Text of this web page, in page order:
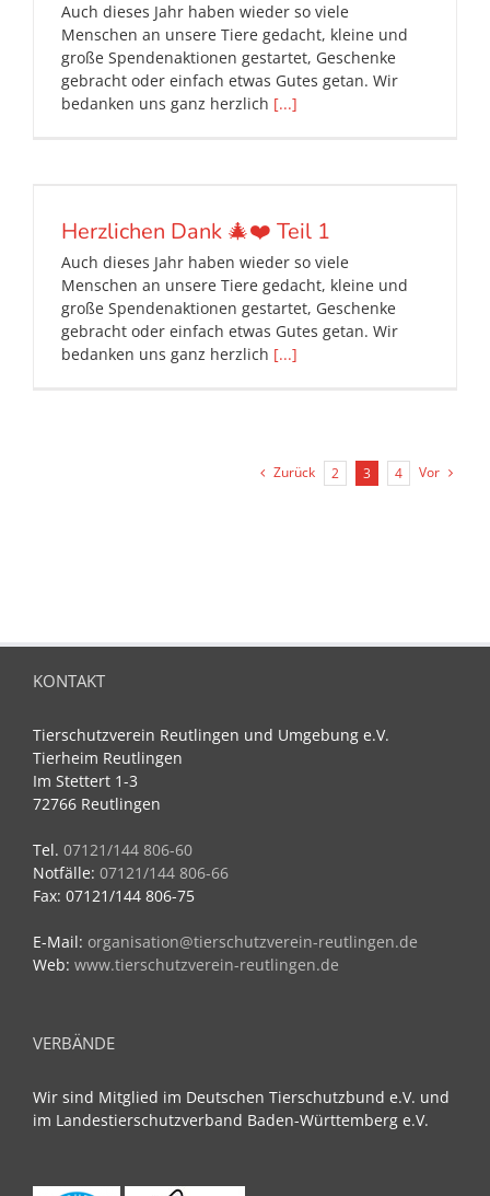
Auch dieses Jahr haben wieder so viele
Menschen an unsere Tiere gedacht, kleine und
große Spendenaktionen gestartet, Geschenke
gebracht oder einfach etwas Gutes getan. Wir
bedanken uns ganz herzlich [...]
Herzlichen Dank 🎄❤️ Teil 1
Auch dieses Jahr haben wieder so viele
Menschen an unsere Tiere gedacht, kleine und
große Spendenaktionen gestartet, Geschenke
gebracht oder einfach etwas Gutes getan. Wir
bedanken uns ganz herzlich [...]
Zurück 2 3 4 Vor
KONTAKT
Tierschutzverein Reutlingen und Umgebung e.V.
Tierheim Reutlingen
Im Stettert 1-3
72766 Reutlingen
Tel. 07121/144 806-60
Notfälle: 07121/144 806-66
Fax: 07121/144 806-75
E-Mail: organisation@tierschutzverein-reutlingen.de
Web: www.tierschutzverein-reutlingen.de
VERBÄNDE
Wir sind Mitglied im Deutschen Tierschutzbund e.V. und
im Landestierschutzverband Baden-Württemberg e.V.